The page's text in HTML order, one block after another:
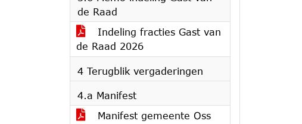
de Raad
Indeling fracties Gast van
de Raad 2026
4 Terugblik vergaderingen
4.a Manifest
Manifest gemeente Oss